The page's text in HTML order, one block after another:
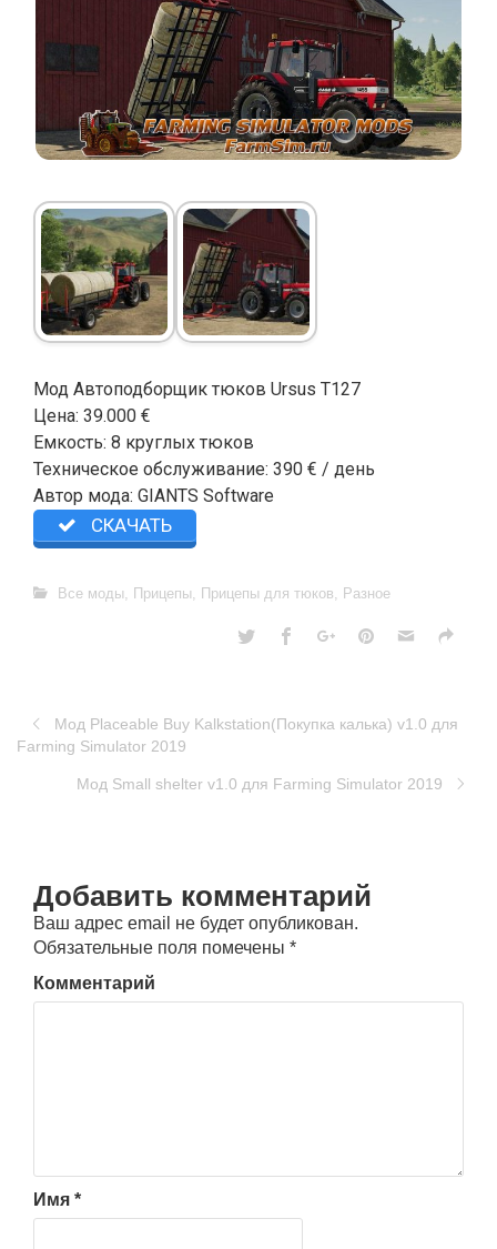
Мод Автоподборщик тюков Ursus T127
Цена: 39.000 €
Емкость: 8 круглых тюков
Техническое обслуживание: 390 € / день
Автор мода: GIANTS Software
СКАЧАТЬ
Все моды, Прицепы, Прицепы для тюков, Разное
Мод Placeable Buy Kalkstation(Покупка калька) v1.0 для
Farming Simulator 2019
Moд Small shelter v1.0 для Farming Simulator 2019
Добавить комментарий
Ваш адрес email не будет опубликован.
Обязательные поля помечены *
Комментарий
Имя *